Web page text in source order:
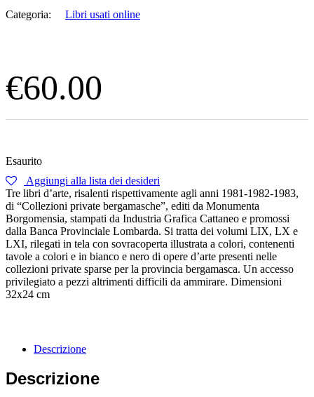
Categoria: Libri usati online
€60.00
Esaurito
Aggiungi alla lista dei desideri
Tre libri d’arte, risalenti rispettivamente agli anni 1981-1982-1983,
di “Collezioni private bergamasche”, editi da Monumenta
Borgomensia, stampati da Industria Grafica Cattaneo e promossi
dalla Banca Provinciale Lombarda. Si tratta dei volumi LIX, LX e
LXI, rilegati in tela con sovracoperta illustrata a colori, contenenti
tavole a colori e in bianco e nero di opere d’arte presenti nelle
collezioni private sparse per la provincia bergamasca. Un accesso
privilegiato a pezzi altrimenti difficili da ammirare. Dimensioni
32x24 cm
Descrizione
Descrizione